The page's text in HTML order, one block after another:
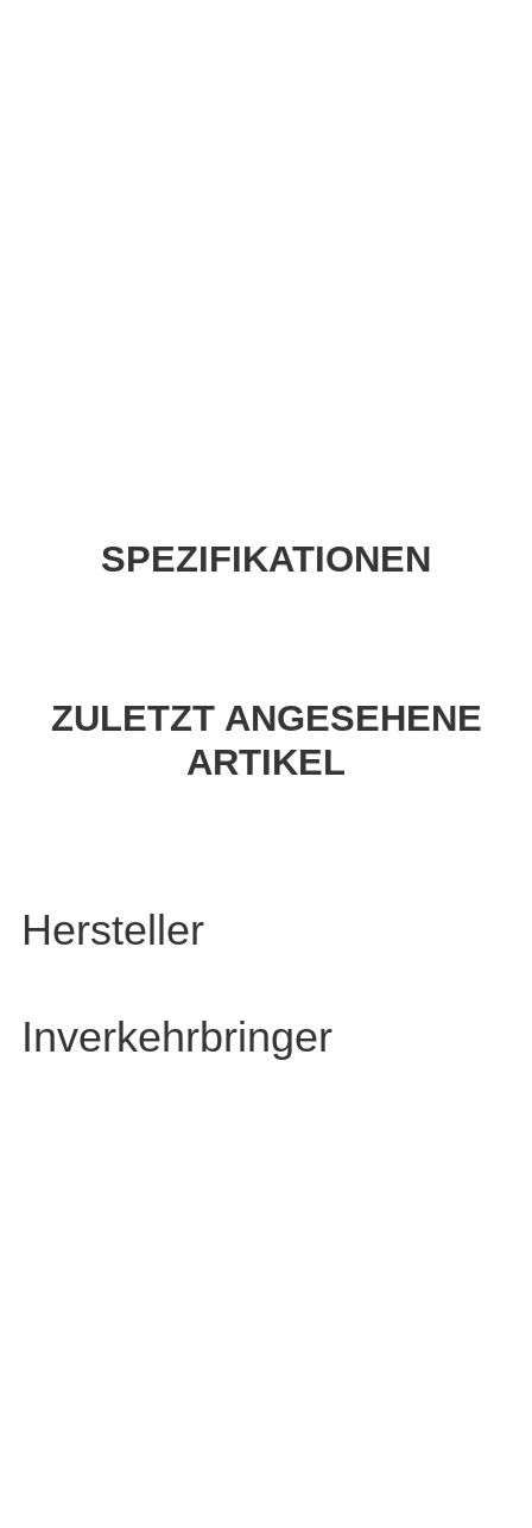
SPEZIFIKATIONEN
ZULETZT ANGESEHENE
ARTIKEL
Hersteller
Inverkehrbringer